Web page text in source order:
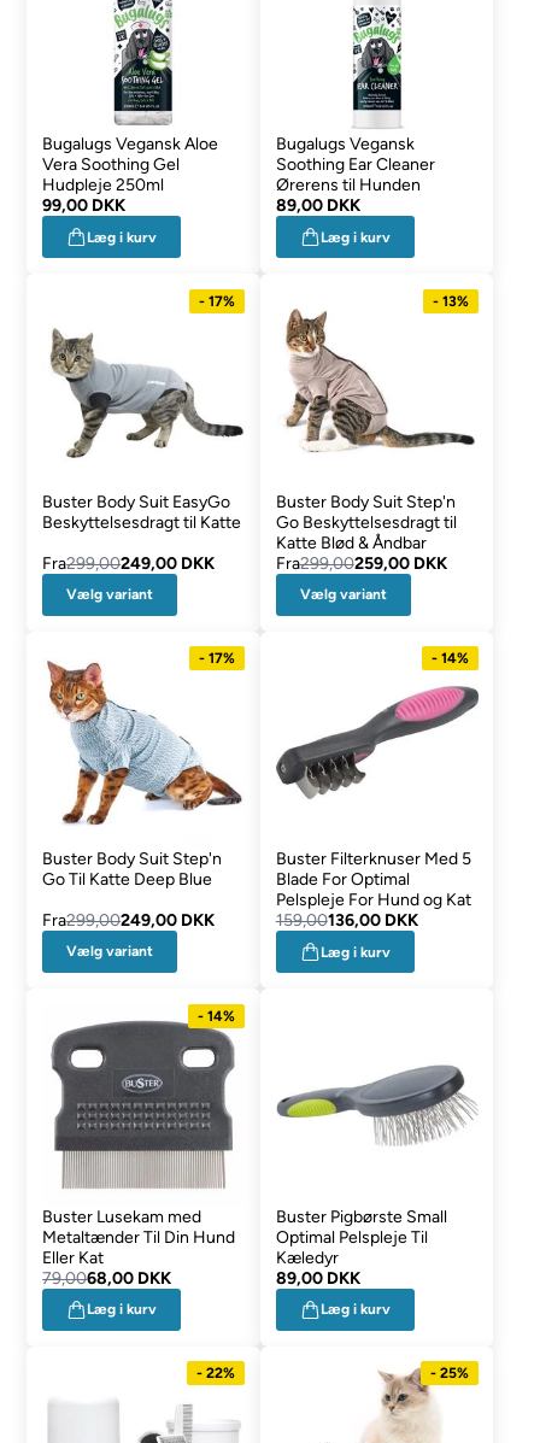
Bugalugs Vegansk Aloe
Vera Soothing Gel
Hudpleje 250ml
99,00 DKK
Læg i kurv
Bugalugs Vegansk
Soothing Ear Cleaner
Ørerens til Hunden
89,00 DKK
Læg i kurv
- 17%
Buster Body Suit EasyGo
Beskyttelsesdragt til Katte
Fra299,00249,00 DKK
Vælg variant
- 13%
Buster Body Suit Step'n
Go Beskyttelsesdragt til
Katte Blød & Åndbar
Fra299,00259,00 DKK
Vælg variant
- 17%
Buster Body Suit Step'n
Go Til Katte Deep Blue
Fra299,00249,00 DKK
Vælg variant
- 14%
Buster Filterknuser Med 5
Blade For Optimal
Pelspleje For Hund og Kat
159,00136,00 DKK
Læg i kurv
- 14%
Buster Lusekam med
Metaltænder Til Din Hund
Eller Kat
79,0068,00 DKK
Læg i kurv
Buster Pigbørste Small
Optimal Pelspleje Til
Kæledyr
89,00 DKK
Læg i kurv
- 22% - 25%